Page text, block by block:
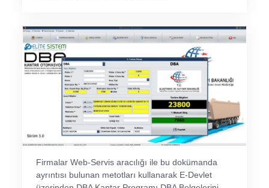
Firmalar Web-Servis aracılığı ile bu dokümanda
ayrıntısı bulunan metotları kullanarak E-Devlet